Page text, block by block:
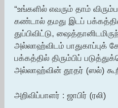
“உங்களில் எவரும் தாம்
கண்டால் தமது இடப்
துப்பிவிட்டு,
அல்லாஹ்விடம் பாதுகாப்புக்
பக்கத்தில் திரும்பிப்
அல்லாஹ்வின் தூதர் (ஸல்)
அறிவிப்பாளர் : ஜாபிர் (ரலி)